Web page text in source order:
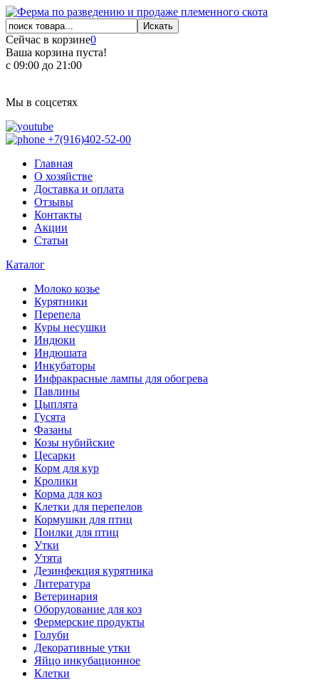
Сейчас в корзине0
Ваша корзина пуста!
с 09:00 до 21:00
Мы в соцсетях
+7(916)402-52-00
Главная
О хозяйстве
Доставка и оплата
Отзывы
Контакты
Акции
Статьи
Каталог
Молоко козье
Курятники
Перепела
Куры несушки
Индюки
Индюшата
Инкубаторы
Инфракрасные лампы для обогрева
Павлины
Цыплята
Гусята
Фазаны
Козы нубийские
Цесарки
Корм для кур
Кролики
Корма для коз
Клетки для перепелов
Кормушки для птиц
Поилки для птиц
Утки
Утята
Дезинфекция курятника
Литература
Ветеринария
Оборудование для коз
Фермерские продукты
Голуби
Декоративные утки
Яйцо инкубационное
Клетки